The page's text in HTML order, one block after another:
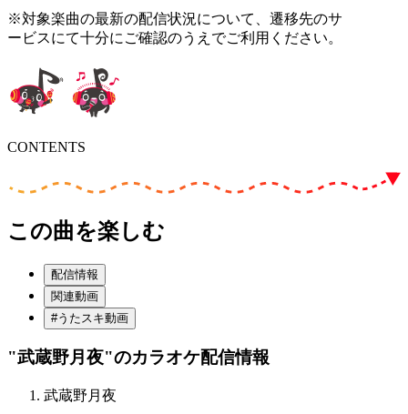
※対象楽曲の最新の配信状況について、遷移先のサ
ービスにて十分にご確認のうえでご利用ください。
CONTENTS
この曲を楽しむ
配信情報
関連動画
#うたスキ動画
"武蔵野月夜"のカラオケ配信情報
武蔵野月夜